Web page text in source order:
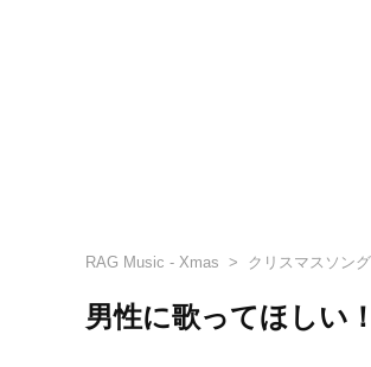
RAG Music - Xmas クリスマスソング
男性に歌ってほしい